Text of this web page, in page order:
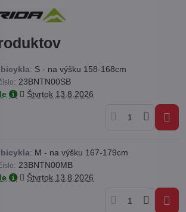
: S - na výšku 158-168cm
: 23BNTN00SB
Štvrtok 13.8.2026
: M - na výšku 167-179cm
: 23BNTN00MB
Štvrtok 13.8.2026